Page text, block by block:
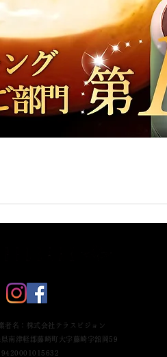
者名：株式会社テラスビジョン
県南津軽郡藤崎町大字藤崎字舘岡59
9420001015632